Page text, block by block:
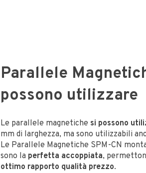
Parallele
possono utilizzare
Le parallele magnetiche si possono
mm di larghezza, ma sono utilizzabili
Le Parallele Magnetiche SPM-CN
sono la perfetta accoppiata,
ottimo rapporto qualità prezzo.